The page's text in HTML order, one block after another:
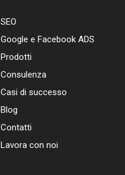
SEO
Google e Facebook ADS
Prodotti
Consulenza
Casi di successo
Blog
Contatti
Lavora con noi